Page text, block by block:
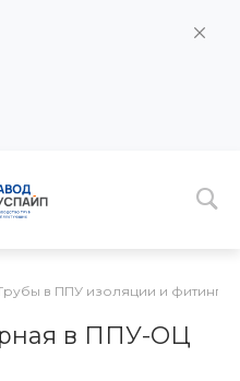
в ППУ изоляции и фитинги
в ППУ-ОЦ